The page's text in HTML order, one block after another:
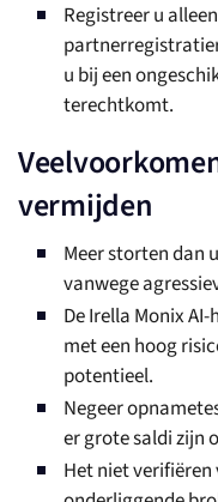
Registreer u
u bij een
terechtkomt.
vermijden
Meer storten dan
vanwege
De Irella Monix
met een hoog
potentieel.
Negeer
er grote saldi zijn
Het niet verifiëren